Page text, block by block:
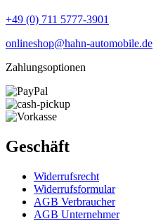
+49 (0) 711 5777-3901
onlineshop@hahn-automobile.de
Zahlungsoptionen
Geschäft
Widerrufs­recht
Widerrufs­formular
AGB Verbraucher
AGB Unternehmer